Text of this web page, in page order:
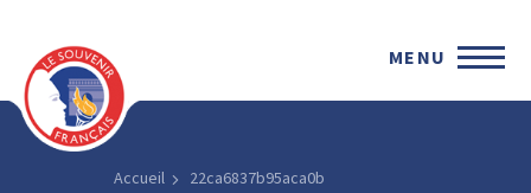
MENU
Accueil 22ca6837b95aca0b